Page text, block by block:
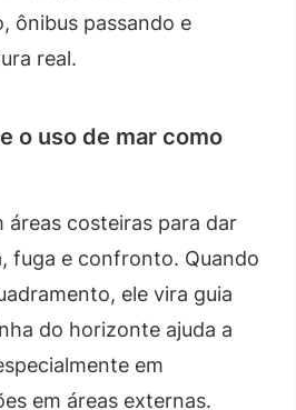
ônibus passando e
real.
o uso de mar como
áreas costeiras para dar
fuga e confronto. Quando
ele vira guia
do horizonte ajuda a
em
em áreas externas.